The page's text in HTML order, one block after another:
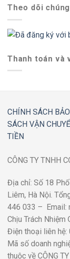
Theo dõi
Thanh toán và
CHÍNH SÁCH
SÁCH VẬN
TIỀN
CÔNG TY TNHH
Địa chỉ: Số 18
Liêm, Hà Nội.
446 033 – Email:
Chịu Trách Nhiệm
Điện thoại liên
Mã số doanh
thuộc về CÔNG